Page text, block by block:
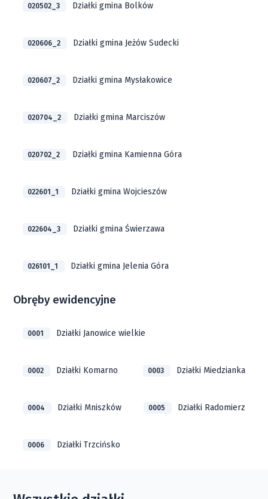
020502_3 Działki gmina Bolków
020606_2 Działki gmina Jeżów Sudecki
020607_2 Działki gmina Mysłakowice
020704_2 Działki gmina Marciszów
020702_2 Działki gmina Kamienna Góra
022601_1 Działki gmina Wojcieszów
022604_3 Działki gmina Świerzawa
026101_1 Działki gmina Jelenia Góra
Obręby ewidencyjne
0001 Działki Janowice wielkie
0002 Działki Komarno 0003 Działki Miedzianka
0004 Działki Mniszków 0005 Działki Radomierz
0006 Działki Trzcińsko